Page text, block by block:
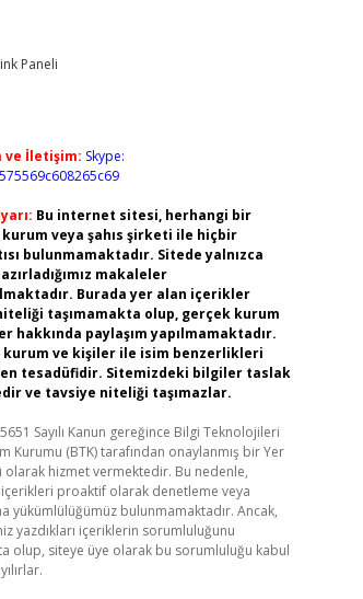
ve İletişim: Skype:
Bu internet sitesi, herhangi bir
veya şahıs şirketi ile hiçbir
bulunmamaktadır. Sitede yalnızca
makaleler
Burada yer alan içerikler
taşımamakta olup, gerçek kurum
hakkında paylaşım yapılmamaktadır.
kurum ve kişiler ile isim benzerlikleri
tesadüfidir. Sitemizdeki bilgiler taslak
ve tavsiye niteliği taşımazlar.
Sayılı Kanun gereğince Bilgi Teknolojileri
Kurumu (BTK) tarafından onaylanmış bir Yer
olarak hizmet vermektedir. Bu nedenle,
proaktif olarak denetleme veya
yükümlülüğümüz bulunmamaktadır. Ancak,
yazdıkları içeriklerin sorumluluğunu
olup, siteye üye olarak bu sorumluluğu kabul